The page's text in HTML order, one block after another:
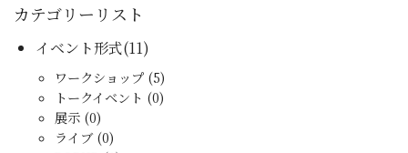
カテゴリーリスト
イベント形式(11)
ワークショップ (5)
トークイベント (0)
展示 (0)
ライブ (0)